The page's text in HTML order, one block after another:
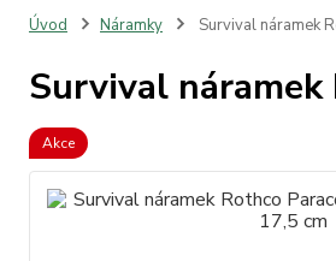
Úvod Náramky Survival náramek
Survival náramek
Akce